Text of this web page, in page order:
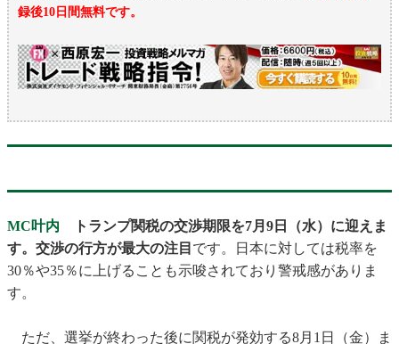
録後10日間無料です。
MC叶内
トランプ関税の交渉期限を7月9日（水）に迎えま
す。交渉の行方が最大の注目 です。日本に対しては税率を
30％や35％に上げることも示唆されており警戒感がありま
す。
ただ、選挙が終わった後に関税が発効する8月1日（金）ま